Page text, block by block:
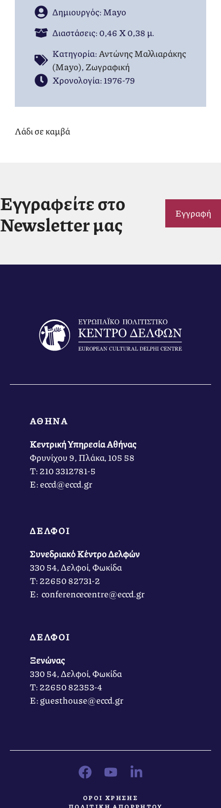
Δημιουργός: Mayo
Διαστάσεις: 0,46 Χ 0,38 μ.
Kατηγορία:Αντώνης Μαλλιαράκης
(Mayo),Ζωγραφική
Χρονολογία: 1976-79
Λάδι σε καμβά
Εγγραφείτε στο
Newsletter μας
Εγγραφή
ΑΘΗΝΑ
Κεντρική Υπηρεσία Αθήνας
Φρυνίχου 9, Πλάκα, 105 58
Τ: 210 3312781-5
Ε: eccd@eccd.gr
ΔΕΛΦΟΙ
Συνεδριακό Κέντρο Δελφών
330 54, Δελφοί, Φωκίδα
Τ: 22650 82731-2
Ε: conferencecentre@eccd.gr
ΔΕΛΦΟΙ
Ξενώνας
330 54, Δελφοί, Φωκίδα
Τ: 22650 82353-4
Ε: guesthouse@eccd.gr
ΟΡΟΙ ΧΡΗΣΗΣ